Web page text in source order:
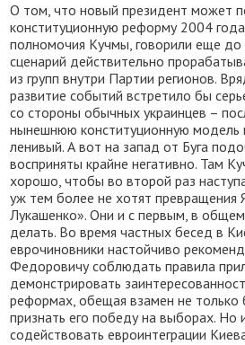
О том, что новый президент может
конституционную реформу 2004
полномочия Кучмы, говорили еще
сценарий действительно
из групп внутри Партии регионов.
развитие событий встретило бы
со стороны обычных украинцев –
нынешнюю конституционную модель
ленивый. А вот на запад от Буга
восприняты крайне негативно. Там
хорошо, чтобы во второй раз
уж тем более не хотят превращения
Лукашенко». Они и с первым, в
делать. Во время частных бесед в
еврочиновники настойчиво
Федоровичу соблюдать правила
демонстрировать
реформах, обещая взамен не только
признать его победу на выборах. Но
содействовать евроинтеграции